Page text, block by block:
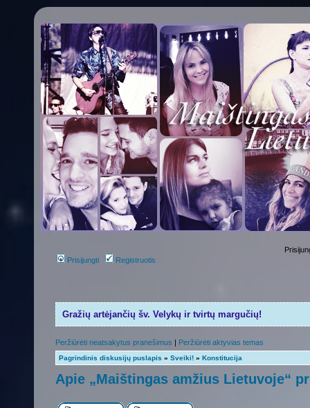
Prisijungti Registruotis
Gražių artėjančių šv. Velykų ir tvirtų margučių!
Peržiūrėti neatsakytus pranešimus | Peržiūrėti aktyvias temas
Pagrindinis diskusijų puslapis » Sveiki! » Konstitucija
Apie „Maištingas amžius Lietuvoje“